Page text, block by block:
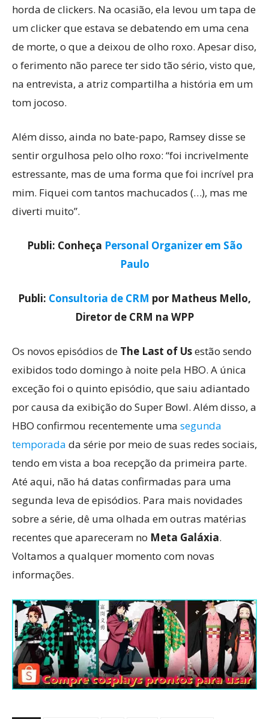
horda de clickers. Na ocasião, ela levou um tapa de
um clicker que estava se debatendo em uma cena
de morte, o que a deixou de olho roxo. Apesar diso,
o ferimento não parece ter sido tão sério, visto que,
na entrevista, a atriz compartilha a história em um
tom jocoso.
Além disso, ainda no bate-papo, Ramsey disse se
sentir orgulhosa pelo olho roxo: “foi incrivelmente
estressante, mas de uma forma que foi incrível pra
mim. Fiquei com tantos machucados (…), mas me
diverti muito”.
Publi: Conheça Personal Organizer em São
Paulo
Publi: Consultoria de CRM por Matheus Mello,
Diretor de CRM na WPP
Os novos episódios de The Last of Usestão sendo
exibidos todo domingo à noite pela HBO. A única
exceção foi o quinto episódio, que saiu adiantado
por causa da exibição do Super Bowl. Além disso, a
HBO confirmou recentemente uma segunda
temporada da série por meio de suas redes sociais,
tendo em vista a boa recepção da primeira parte.
Até aqui, não há datas confirmadas para uma
segunda leva de episódios. Para mais novidades
sobre a série, dê uma olhada em outras matérias
recentes que apareceram no Meta Galáxia.
Voltamos a qualquer momento com novas
informações.